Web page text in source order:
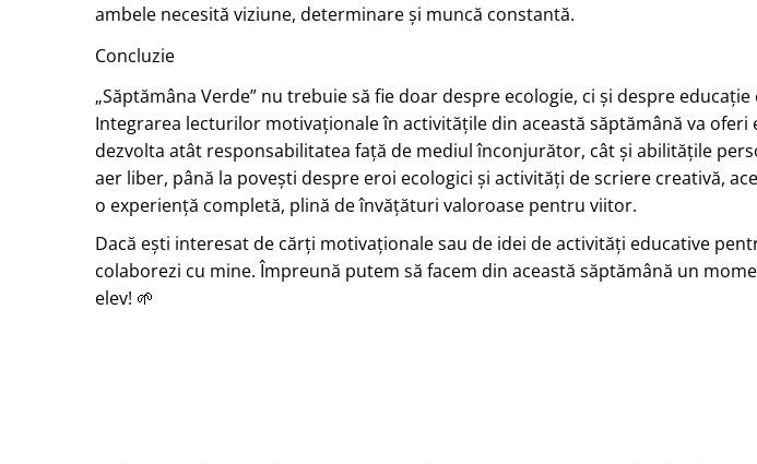
ambele necesită viziune, determinare și muncă constantă.
Concluzie
„Săptămâna Verde” nu trebuie să fie doar despre ecologie, ci și despre
Integrarea lecturilor motivaționale în activitățile din această săptămână va
dezvolta atât responsabilitatea față de mediul înconjurător, cât și abilitățile
aer liber, până la povești despre eroi ecologici și activități de scriere creativă,
o experiență completă, plină de învățături valoroase pentru viitor.
Dacă ești interesat de cărți motivaționale sau de idei de activități educative
colaborezi cu mine. Împreună putem să facem din această săptămână un
elev! 🌱